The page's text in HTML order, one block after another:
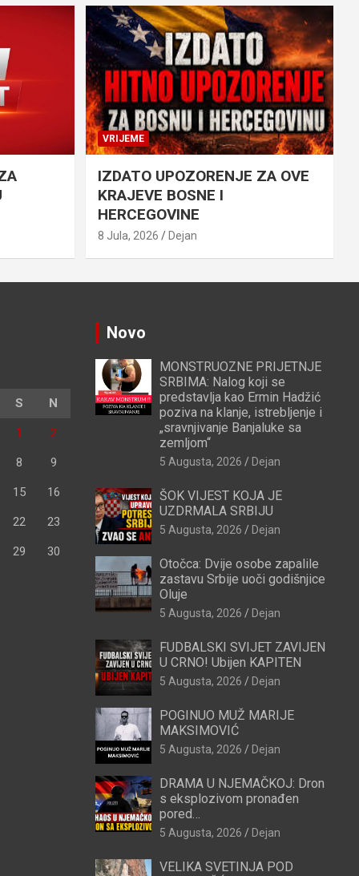
VRIJEME
IZDATO UPOZORENJE ZA OVE
KRAJEVE BOSNE I
HERCEGOVINE
8 Jula, 2026 Dejan
S N
1 2
8 9
15 16
22 23
29 30
Novo
MONSTRUOZNE PRIJETNJE
SRBIMA: Nalog koji se
predstavlja kao Ermin Hadžić
poziva na klanje, istrebljenje i
„sravnjivanje Banjaluke sa
zemljom“
5 Augusta, 2026 Dejan
ŠOK VIJEST KOJA JE
UZDRMALA SRBIJU
5 Augusta, 2026 Dejan
Otočca: Dvije osobe zapalile
zastavu Srbije uoči godišnjice
Oluje
5 Augusta, 2026 Dejan
FUDBALSKI SVIJET ZAVIJEN
U CRNO! Ubijen KAPITEN
5 Augusta, 2026 Dejan
POGINUO MUŽ MARIJE
MAKSIMOVIĆ
5 Augusta, 2026 Dejan
DRAMA U NJEMAČKOJ: Dron
s eksplozivom pronađen
pored…
5 Augusta, 2026 Dejan
VELIKA SVETINJA POD